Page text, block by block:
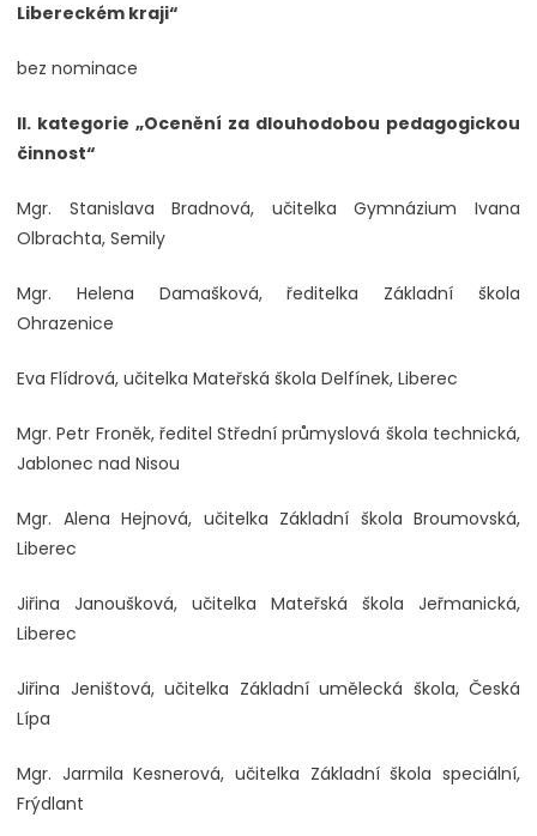
Libereckém kraji“
bez nominace
II. kategorie „Ocenění za dlouhodobou pedagogickou
činnost“
Mgr. Stanislava Bradnová, učitelka Gymnázium Ivana
Olbrachta, Semily
Mgr. Helena Damašková, ředitelka Základní škola
Ohrazenice
Eva Flídrová, učitelka Mateřská škola Delfínek, Liberec
Mgr. Petr Froněk, ředitel Střední průmyslová škola technická,
Jablonec nad Nisou
Mgr. Alena Hejnová, učitelka Základní škola Broumovská,
Liberec
Jiřina Janoušková, učitelka Mateřská škola Jeřmanická,
Liberec
Jiřina Jeništová, učitelka Základní umělecká škola, Česká
Lípa
Mgr. Jarmila Kesnerová, učitelka Základní škola speciální,
Frýdlant